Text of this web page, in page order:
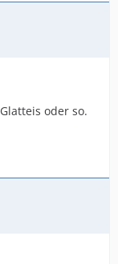
oder so.